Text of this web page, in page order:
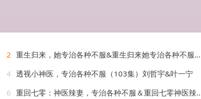
2 重生归来，她专治各种不服&重生归来她专治各种不服（53集）杜铁柱&王煜可晴
4 透视小神医，专治各种不服（103集）刘哲宇&叶一宁
6 重回七零：神医辣妻，专治各种不服＆重回七零神医辣妻专治各种不服（80集）谭熙哲＆罗永瑶